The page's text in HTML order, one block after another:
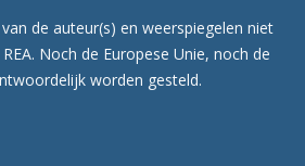
de auteur(s) en weerspiegelen niet
Noch de Europese Unie, noch de
worden gesteld.